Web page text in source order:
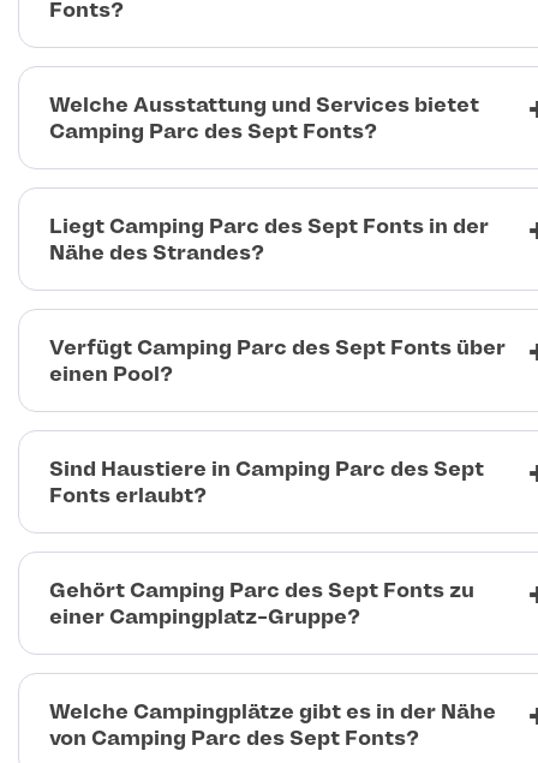
Fonts?
Welche Ausstattung und Services bietet
Camping Parc des Sept Fonts?
Liegt Camping Parc des Sept Fonts in der
Nähe des Strandes?
Verfügt Camping Parc des Sept Fonts über
einen Pool?
Sind Haustiere in Camping Parc des Sept
Fonts erlaubt?
Gehört Camping Parc des Sept Fonts zu
einer Campingplatz-Gruppe?
Welche Campingplätze gibt es in der Nähe
von Camping Parc des Sept Fonts?